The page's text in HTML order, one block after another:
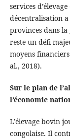
services
décentralisation
provinces dans la
reste un défi
moyens
al., 2018).
Sur le plan de
l’économie
L’élevage bovin
congolaise. Il